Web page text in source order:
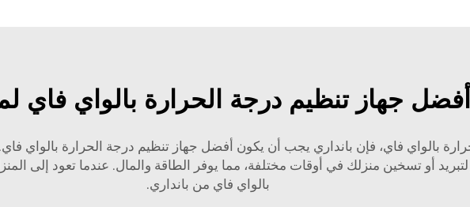
أفضل جهاز تنظيم درجة الحرارة بالواي فاي
بالواي فاي، فإن بانداري يجب أن يكون أفضل جهاز تنظيم درجة الحرارة بالواي
لتبريد أو تسخين منزلك في أوقات مختلفة، مما يوفر الطاقة والمال. عندما تعود إلى
بالواي فاي من بانداري.